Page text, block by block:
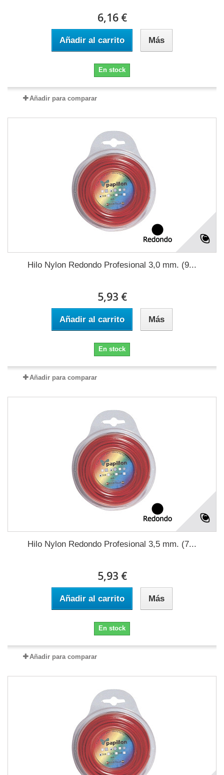
6,16 €
Añadir al carrito Más
En stock
Añadir para comparar
Hilo Nylon Redondo Profesional 3,0 mm. (9...
5,93 €
Añadir al carrito Más
En stock
Añadir para comparar
Hilo Nylon Redondo Profesional 3,5 mm. (7...
5,93 €
Añadir al carrito Más
En stock
Añadir para comparar